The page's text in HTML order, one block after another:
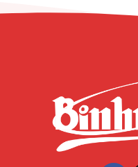
Trải nghiệm còn
cao, các bộ
còn chỉn chu với